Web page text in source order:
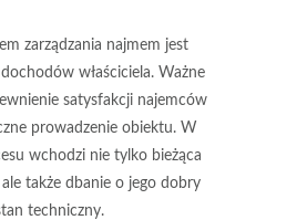
zarządzania najmem jest
właściciela. Ważne
satysfakcji najemców
prowadzenie obiektu. W
wchodzi nie tylko bieżąca
ale także dbanie o jego dobry
techniczny.